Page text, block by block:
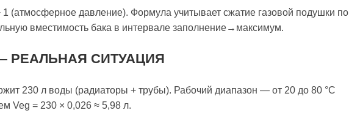
(атмосферное давление). Формула учитывает сжатие газовой подушки по
вместимость бака в интервале заполнение→максимум.
РЕАЛЬНАЯ СИТУАЦИЯ
230 л воды (радиаторы + трубы). Рабочий диапазон — от 20 до 80 °C
Veg = 230 × 0,026 ≈ 5,98 л.